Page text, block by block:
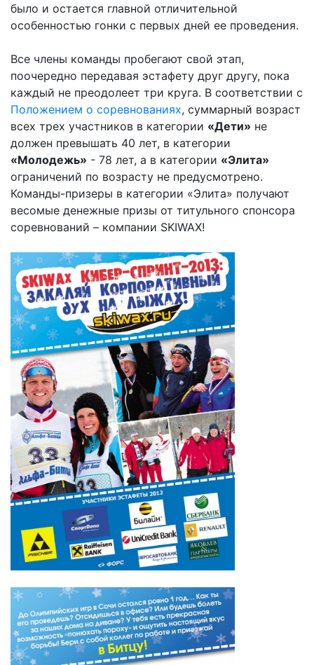
было и остается главной отличительной
особенностью гонки с первых дней ее проведения.
Все члены команды пробегают свой этап,
поочередно передавая эстафету друг другу, пока
каждый не преодолеет три круга. В соответствии с
Положением о соревнованиях, суммарный возраст
всех трех участников в категории «Дети» не
должен превышать 40 лет, в категории
«Молодежь» - 78 лет, а в категории «Элита»
ограничений по возрасту не предусмотрено.
Команды-призеры в категории «Элита» получают
весомые денежные призы от титульного спонсора
соревнований – компании SKIWAX!